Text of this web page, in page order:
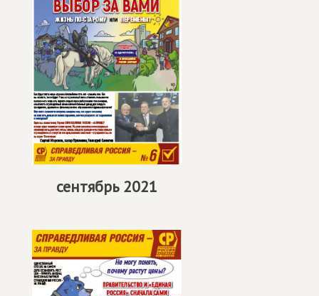
сентябрь 2021